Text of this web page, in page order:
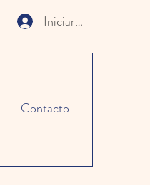
Iniciar sesión
Contacto